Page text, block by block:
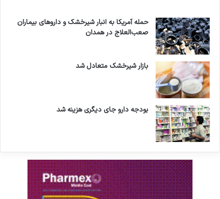
حمله آمریکا به انبار شیرخشک و داروهای بیماران
صعب‌العلاج در همدان
بازار شیرخشک متعادل شد
بودجه دارو جای دیگری هزینه شد